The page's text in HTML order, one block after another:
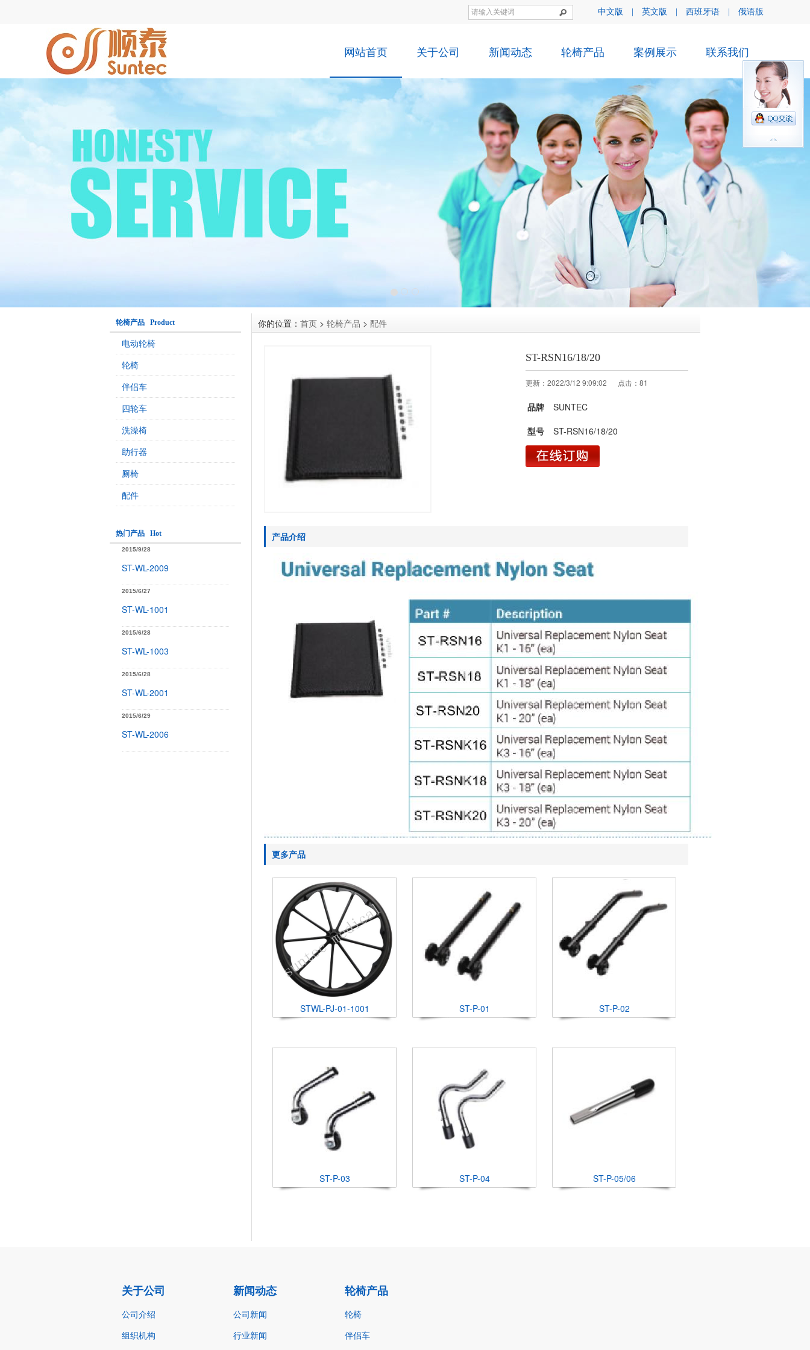
中文版 英文版 西班牙语 俄语版
网站首页 关于公司 新闻动态 轮椅产品 案例展示 联系我们
轮椅产品 Product
电动轮椅
轮椅
伴侣车
四轮车
洗澡椅
助行器
厕椅
配件
热门产品 Hot
2015/9/28
ST-WL-2009
2015/6/27
ST-WL-1001
2015/6/28
ST-WL-1003
2015/6/28
ST-WL-2001
2015/6/29
ST-WL-2006
你的位置： 首页 > 轮椅产品 > 配件
ST-RSN16/18/20
更新：2022/3/12 9:09:02 点击： 81
品牌
SUNTEC
型号
ST-RSN16/18/20
产品介绍
更多产品
STWL-PJ-01-1001 ST-P-01 ST-P-02
ST-P-03 ST-P-04 ST-P-05/06
关于公司
公司介绍
组织机构
新闻动态
公司新闻
行业新闻
轮椅产品
轮椅
伴侣车